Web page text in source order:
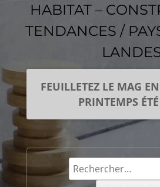
HABITAT –
TENDANCES /
FEUILLETEZ LE MAG
PRINTEMPS
Rechercher :